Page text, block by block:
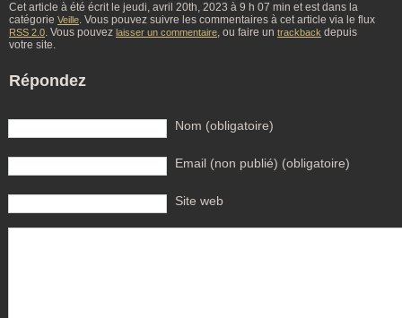
Cet article à été écrit le jeudi, avril 20th, 2023 à 9 h 07 min et est dans la
catégorie Veille. Vous pouvez suivre les commentaires à cet article via le flux
RSS 2.0. Vous pouvez laisser un commentaire, ou faire un trackback depuis
votre site.
Répondez
Nom (obligatoire)
Email (non publié) (obligatoire)
Site web